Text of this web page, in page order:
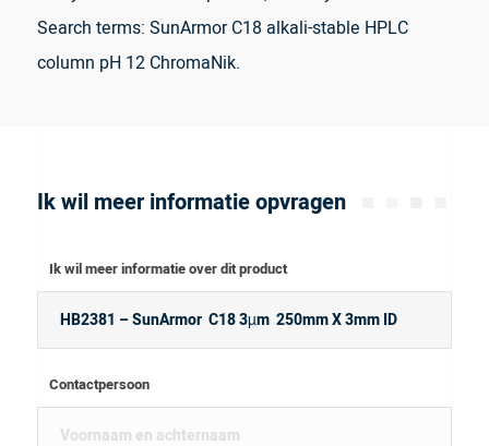
Search terms: SunArmor C18 alkali-stable HPLC
column pH 12 ChromaNik.
Ik wil meer informatie opvragen
Ik wil meer informatie over dit product
Contactpersoon